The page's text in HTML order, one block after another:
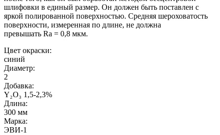
шлифовки в единый размер. Он должен быть поставлен с
яркой полированной поверхностью. Средняя шероховатость
поверхности, измеренная по длине, не должна
превышать Ra = 0,8 мкм.
Цвет окраски:
синий
Диаметр:
2
Добавка:
Y₂O₃ 1,5-2,3%
Длина:
300 мм
Марка:
ЭВИ-1